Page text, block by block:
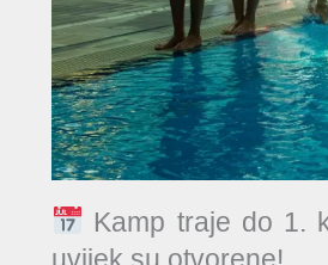
Kamp traje do 1.
uvijek su otvorene!